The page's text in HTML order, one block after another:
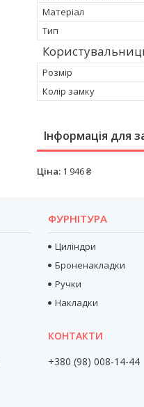
Матеріал
Тип
Розмір
Колір замку
Інформація для
Ціна: 1 946 ₴
ФУРНІТУРА
Циліндри
Броненакладки
Ручки
Накладки
+380 (98) 008-14-44